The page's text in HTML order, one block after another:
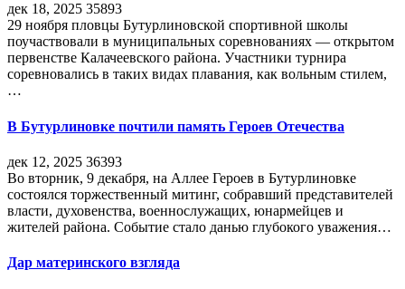
дек 18, 2025 35893
29 ноября пловцы Бутурлиновской спортивной школы
поучаствовали в муниципальных соревнованиях — открытом
первенстве Калачеевского района. Участники турнира
соревновались в таких видах плавания, как вольным стилем,
…
В Бутурлиновке почтили память Героев Отечества
дек 12, 2025 36393
Во вторник, 9 декабря, на Аллее Героев в Бутурлиновке
состоялся торжественный митинг, собравший представителей
власти, духовенства, военнослужащих, юнармейцев и
жителей района. Событие стало данью глубокого уважения…
Дар материнского взгляда